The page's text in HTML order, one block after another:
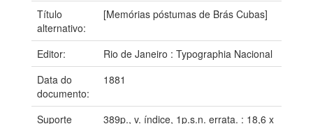
Título
alternativo:
[Memórias póstumas de Brás Cubas]
Editor:
Rio de Janeiro : Typographia Nacional
Data do
documento:
1881
Suporte
389p., v. índice, 1p.s.n. errata. : 18,6 x